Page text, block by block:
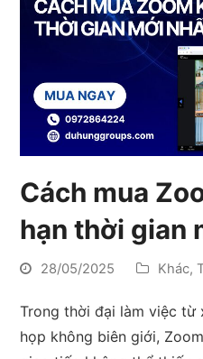
Cách mua
hạn thời gian
28/05/2025 Khác,
Trong thời đại làm việc từ
họp không biên giới,